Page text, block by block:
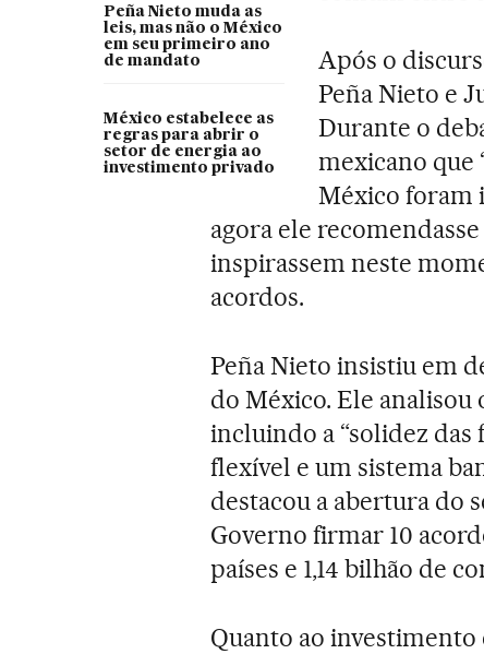
Peña Nieto muda as
leis, mas não o México
em seu primeiro ano
de mandato
México estabelece as
regras para abrir o
setor de energia ao
investimento privado
Após o
Peña Nieto e
Durante o
mexicano que
México foram
agora ele
inspirassem neste
acordos.
Peña Nieto insistiu em
do México. Ele analisou
incluindo a “solidez das
flexível e um sistema
destacou a abertura do
Governo firmar 10
países e 1,14 bilhão de
Quanto ao